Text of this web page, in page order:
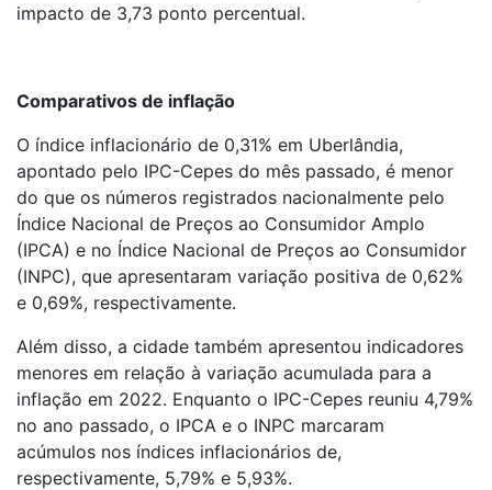
impacto de 3,73 ponto percentual.
Comparativos de inflação
O índice inflacionário de 0,31% em Uberlândia,
apontado pelo IPC-Cepes do mês passado, é menor
do que os números registrados nacionalmente pelo
Índice Nacional de Preços ao Consumidor Amplo
(IPCA) e no Índice Nacional de Preços ao Consumidor
(INPC), que apresentaram variação positiva de 0,62%
e 0,69%, respectivamente.
Além disso, a cidade também apresentou indicadores
menores em relação à variação acumulada para a
inflação em 2022. Enquanto o IPC-Cepes reuniu 4,79%
no ano passado, o IPCA e o INPC marcaram
acúmulos nos índices inflacionários de,
respectivamente, 5,79% e 5,93%.